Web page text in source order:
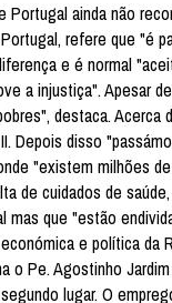
Portugal ainda não
refere que "é
e é normal
a injustiça". Apesar
destaca. Acerca
Depois disso
"existem milhões
de cuidados de
mas que "estão
e política da
o Pe. Agostinho
lugar. O